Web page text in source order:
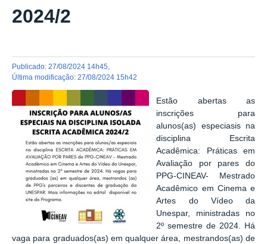
2024/2
publicado: 27/08/2024 14h45
última modificação: 27/08/2024 15h42
Estão abertas as
inscrições para
alunos(as) especiasis na
disciplina Escrita
Acadêmica: Práticas em
Avaliação por pares do
PPG-CINEAV- Mestrado
Acadêmico em Cinema e
Artes do Vídeo da
Unespar, ministradas no
2º semestre de 2024. Há
vaga para graduados(as) em qualquer área, mestrandos(as) de